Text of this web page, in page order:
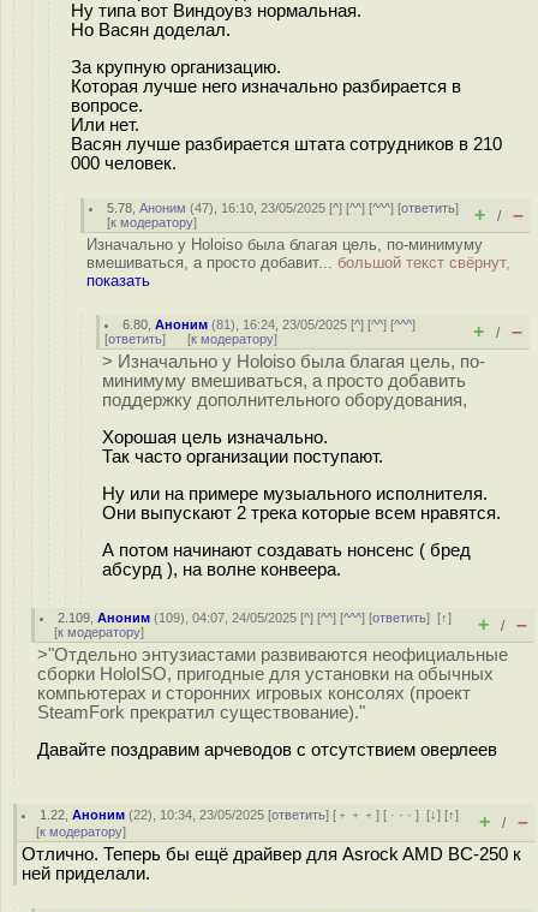
Ну типа вот Виндоувз нормальная.
Но Васян доделал.
За крупную организацию.
Которая лучше него изначально разбирается в
вопросе.
Или нет.
Васян лучше разбирается штата сотрудников в 210
000 человек.
5.78 ,Аноним (47), 16:10, 23/05/2025 [^] [^^] [^^^] [ответить]
[к модератору] + / –
Изначально у Holoiso была благая цель, по-минимуму
вмешиваться, а просто добавит... большой текст свёрнут,
показать
6.80 ,Аноним (81), 16:24, 23/05/2025 [^] [^^] [^^^]
[ответить] [к модератору] + / –
> Изначально у Holoiso была благая цель, по-
минимуму вмешиваться, а просто добавить
поддержку дополнительного оборудования,
Хорошая цель изначально.
Так часто организации поступают.
Ну или на примере музыального исполнителя.
Они выпускают 2 трека которые всем нравятся.
А потом начинают создавать нонсенс ( бред
абсурд ), на волне конвеера.
2.109 ,Аноним (109), 04:07, 24/05/2025 [^] [^^] [^^^] [ответить][↑]
[к модератору] + / –
>"Отдельно энтузиастами развиваются неофициальные
сборки HoloISO, пригодные для установки на обычных
компьютерах и сторонних игровых консолях (проект
SteamFork прекратил существование)."
Давайте поздравим арчеводов с отсутствием оверлеев
1.22 ,Аноним (22), 10:34, 23/05/2025 [ответить] [ ﹢﹢﹢] [ · · ·][↓] [↑]
[к модератору] + / –
Отлично. Теперь бы ещё драйвер для Asrock AMD BC-250 к
ней приделали.